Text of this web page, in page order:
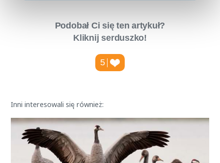
Podobał Ci się ten artykuł?
Kliknij serduszko!
5
Inni interesowali się również: